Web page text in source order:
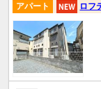
アパート ロフ